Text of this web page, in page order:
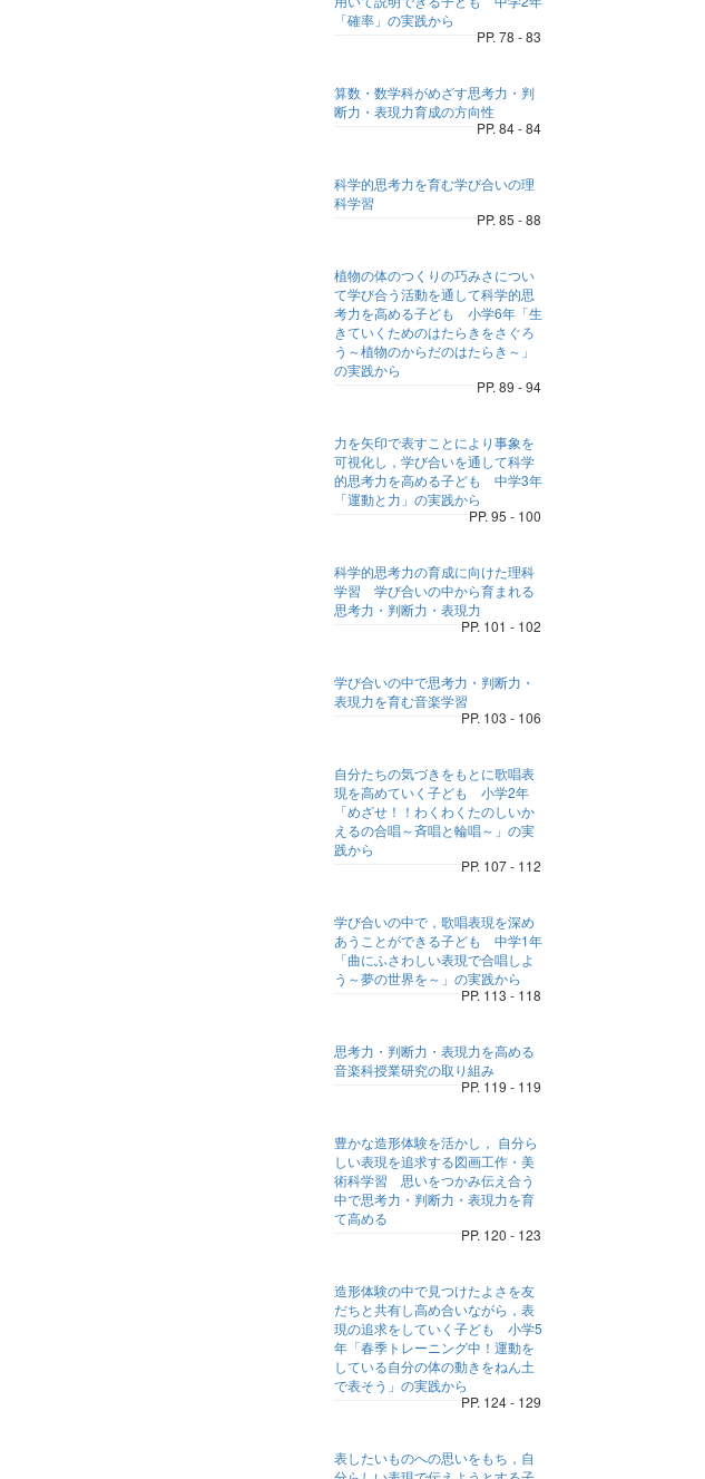
「確率」の実践から
PP. 78 - 83
算数・数学科がめざす思考力・判
断力・表現力育成の方向性
PP. 84 - 84
科学的思考力を育む学び合いの理
科学習
PP. 85 - 88
植物の体のつくりの巧みさについ
て学び合う活動を通して科学的思
考力を高める子ども 小学6年「生
きていくためのはたらきをさぐろ
う～植物のからだのはたらき～」
の実践から
PP. 89 - 94
力を矢印で表すことにより事象を
可視化し，学び合いを通して科学
的思考力を高める子ども 中学3年
「運動と力」の実践から
PP. 95 - 100
科学的思考力の育成に向けた理科
学習 学び合いの中から育まれる
思考力・判断力・表現力
PP. 101 - 102
学び合いの中で思考力・判断力・
表現力を育む音楽学習
PP. 103 - 106
自分たちの気づきをもとに歌唱表
現を高めていく子ども 小学2年
「めざせ！！わくわくたのしいか
えるの合唱～斉唱と輪唱～」の実
践から
PP. 107 - 112
学び合いの中で，歌唱表現を深め
あうことができる子ども 中学1年
「曲にふさわしい表現で合唱しよ
う～夢の世界を～」の実践から
PP. 113 - 118
思考力・判断力・表現力を高める
音楽科授業研究の取り組み
PP. 119 - 119
豊かな造形体験を活かし， 自分ら
しい表現を追求する図画工作・美
術科学習 思いをつかみ伝え合う
中で思考力・判断力・表現力を育
て高める
PP. 120 - 123
造形体験の中で見つけたよさを友
だちと共有し高め合いながら，表
現の追求をしていく子ども 小学5
年「春季トレーニング中！運動を
している自分の体の動きをねん土
で表そう」の実践から
PP. 124 - 129
表したいものへの思いをもち，自